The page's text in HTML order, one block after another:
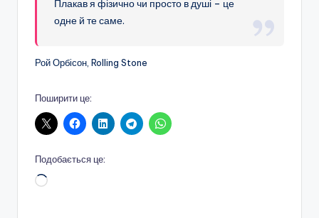
Плакав я фізично чи просто в душі – це
одне й те саме.
Рой Орбісон, Rolling Stone
Поширити це:
Подобається це:
Завантаження…